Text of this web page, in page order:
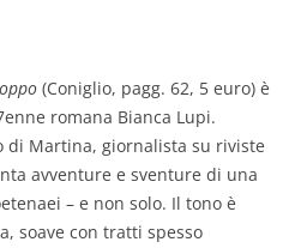
(Coniglio, pagg. 62, 5 euro) è
romana Bianca Lupi.
di Martina, giornalista su riviste
avventure e sventure di una
– e non solo. Il tono è
soave con tratti spesso